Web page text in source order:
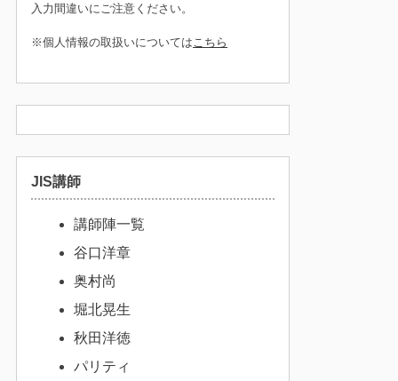
入力間違いにご注意ください。
※個人情報の取扱いについてはこちら
JIS講師
講師陣一覧
谷口洋章
奥村尚
堀北晃生
秋田洋徳
パリティ